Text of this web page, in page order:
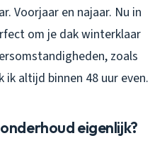
Voorjaar en najaar. Nu in
om je dak winterklaar
zoals
altijd binnen 48 uur even.
eigenlijk?